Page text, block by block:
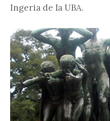
Ingeria de la UBA.